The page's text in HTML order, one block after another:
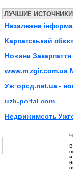
ЛУЧШИЕ ИСТОЧНИКИ
Незалежне
Карпатскький
Новини
www.mizgir.com.ua
Ужгород.net.ua -
uzh-portal.com
Недвижимость
и